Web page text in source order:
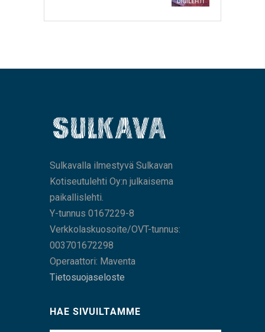
Sulkavalla ilmestyvä Sulkavan
Kotiseutulehti Oy:n julkaisema
paikallislehti.
Y-tunnus 0167229-8
Verkkolaskuosoite/OVT-tunnus:
003701672298
Operaattori: Maventa
Tietosuojaseloste
HAE SIVUILTAMME